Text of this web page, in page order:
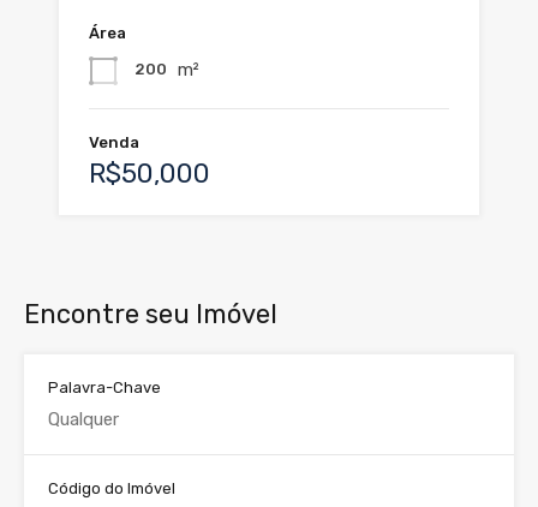
Área
200 m²
Venda
R$50,000
Encontre seu Imóvel
Palavra-Chave
Código do Imóvel